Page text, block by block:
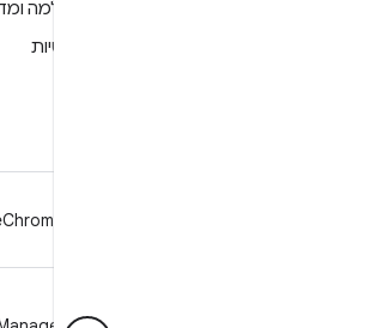
מצלמה
פרטיות
Chrome